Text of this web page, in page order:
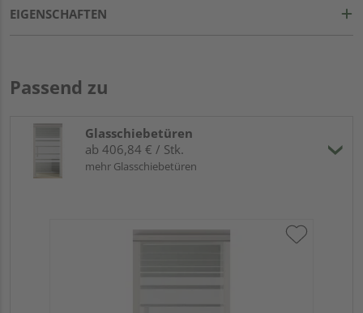
EIGENSCHAFTEN
Passend zu
Glasschiebetüren
ab 406,84 € / Stk.
mehr Glasschiebetüren